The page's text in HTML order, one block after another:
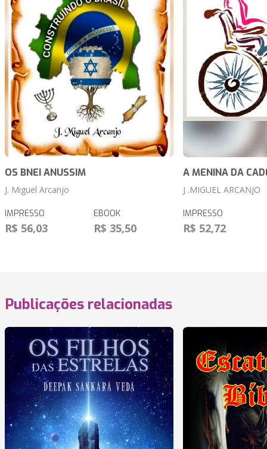
OS BNEI ANUSSIM
J. Miguel Arcanjo
IMPRESSO
R$ 56,03
EBOOK
R$ 35,50
A MENINA DA
J .MIGUEL ARCANJO
IMPRESSO
R$ 52,72
Publicações relacionadas